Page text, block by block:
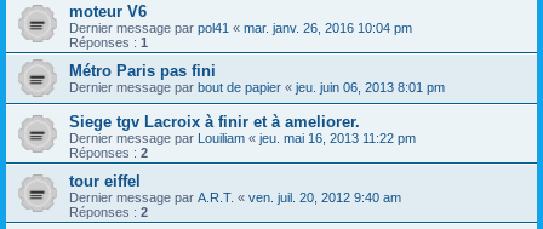
moteur V6
Dernier message par pol41 « mar. janv. 26, 2016 10:04 pm
Réponses : 1
Métro Paris pas fini
Dernier message par bout de papier « jeu. juin 06, 2013 8:01 pm
Siege tgv Lacroix à finir et à ameliorer.
Dernier message par Louiliam « jeu. mai 16, 2013 11:22 pm
Réponses : 2
tour eiffel
Dernier message par A.R.T. « ven. juil. 20, 2012 9:40 am
Réponses : 2